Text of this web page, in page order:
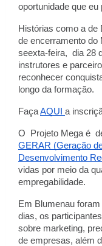
oportunidade que
Histórias como a
de encerramento do
seexta-feira, dia 28
instrutores e
reconhecer
longo da formação.
FaçaAQUI a
O Projeto Mega é
GERAR (Geração
Desenvolvimento
vidas por meio da
empregabilidade.
Em Blumenau
dias, os
sobre marketing,
de empresas, além